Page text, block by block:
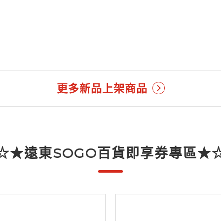
更多新品上架商品
遠東SOGO百貨即享券專區